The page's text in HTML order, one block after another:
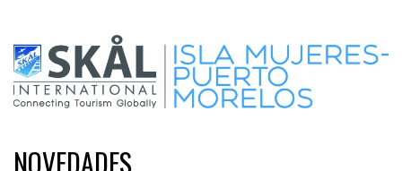
NOVEDADES